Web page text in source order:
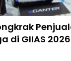
di GIIAS 2026